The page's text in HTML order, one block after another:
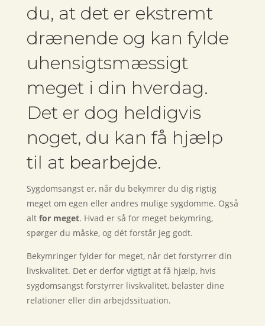
du, at det er ekstremt
drænende og kan fylde
uhensigtsmæssigt
meget i din hverdag.
Det er dog heldigvis
noget, du kan få hjælp
til at bearbejde.
Sygdomsangst er, når du bekymrer du dig rigtig
meget om egen eller andres mulige sygdomme. Også
alt for meget. Hvad er så for meget bekymring,
spørger du måske, og dét forstår jeg godt.
Bekymringer fylder for meget, når det forstyrrer din
livskvalitet. Det er derfor vigtigt at få hjælp, hvis
sygdomsangst forstyrrer livskvalitet, belaster dine
relationer eller din arbejdssituation.